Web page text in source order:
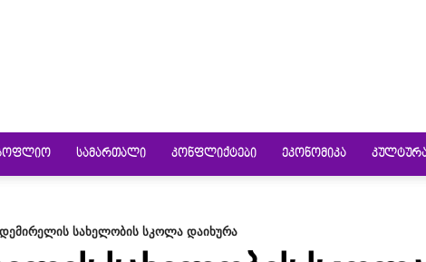
ᲡᲐᲛᲐᲠᲗᲐᲚᲘ ᲙᲝᲜᲤᲚᲘᲥᲢᲔᲑᲘ ᲔᲙᲝᲜᲝᲛᲘᲙᲐ
სახელობის სკოლა დაიხურა